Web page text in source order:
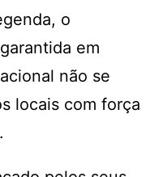
o
em
não se
locais com força